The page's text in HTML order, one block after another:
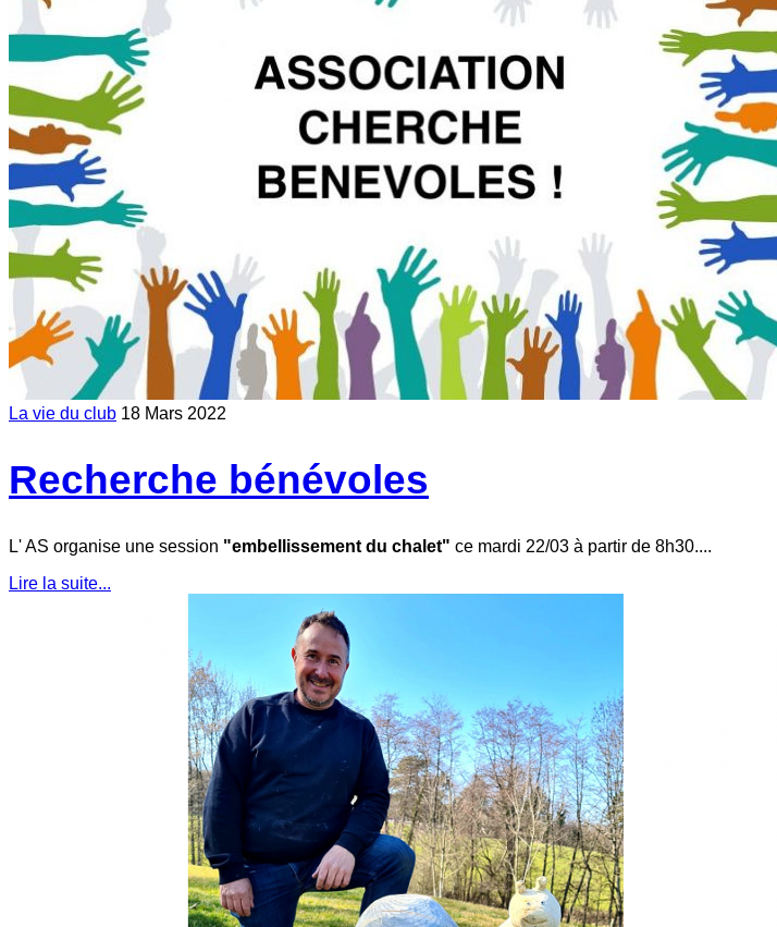
La vie du club 18 Mars 2022
Recherche bénévoles
L' AS organise une session "embellissement du chalet" ce mardi 22/03 à partir de 8h30....
Lire la suite...